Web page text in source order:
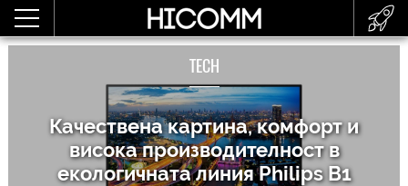
TECH
Качествена картина, комфорт и
висока производителност в
екологичната линия Philips B1